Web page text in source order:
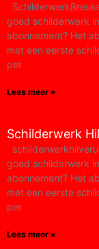
goed schilderwerk
abonnement?​ Het
met een eerste
per
Lees meer »
Schilderwerk
goed schilderwerk
abonnement?​ Het
met een eerste
per
Lees meer »